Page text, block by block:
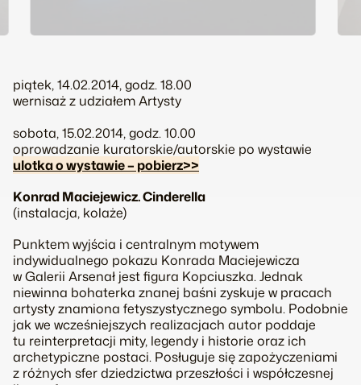
piątek, 14.02.2014, godz. 18.00
wernisaż z udziałem Artysty
sobota, 15.02.2014, godz. 10.00
oprowadzanie kuratorskie/autorskie po wystawie
ulotka o wystawie – pobierz>>
Konrad Maciejewicz. Cinderella
(instalacja, kolaże)
Punktem wyjścia i centralnym motywem
indywidualnego pokazu Konrada Maciejewicza
w Galerii Arsenał jest figura Kopciuszka. Jednak
niewinna bohaterka znanej baśni zyskuje w pracach
artysty znamiona fetyszystycznego symbolu. Podobnie
jak we wcześniejszych realizacjach autor poddaje
tu reinterpretacji mity, legendy i historie oraz ich
archetypiczne postaci. Posługuje się zapożyczeniami
z różnych sfer dziedzictwa przeszłości i współczesnej